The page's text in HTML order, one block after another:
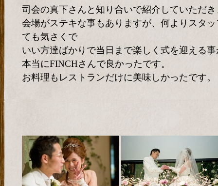
司会の真下さんと知り合いで紹介していただ
会場がステキな事もありますが、何よりスタ
ても気さくで
いい方達ばかりで当日まで楽しく式を迎える
本当にFINCHさんで良かったです。
お料理もレストランだけに美味しかったです。